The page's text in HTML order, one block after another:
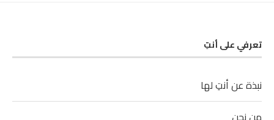
تعرفي على أنتِ
نبذة عن أنتِ لها